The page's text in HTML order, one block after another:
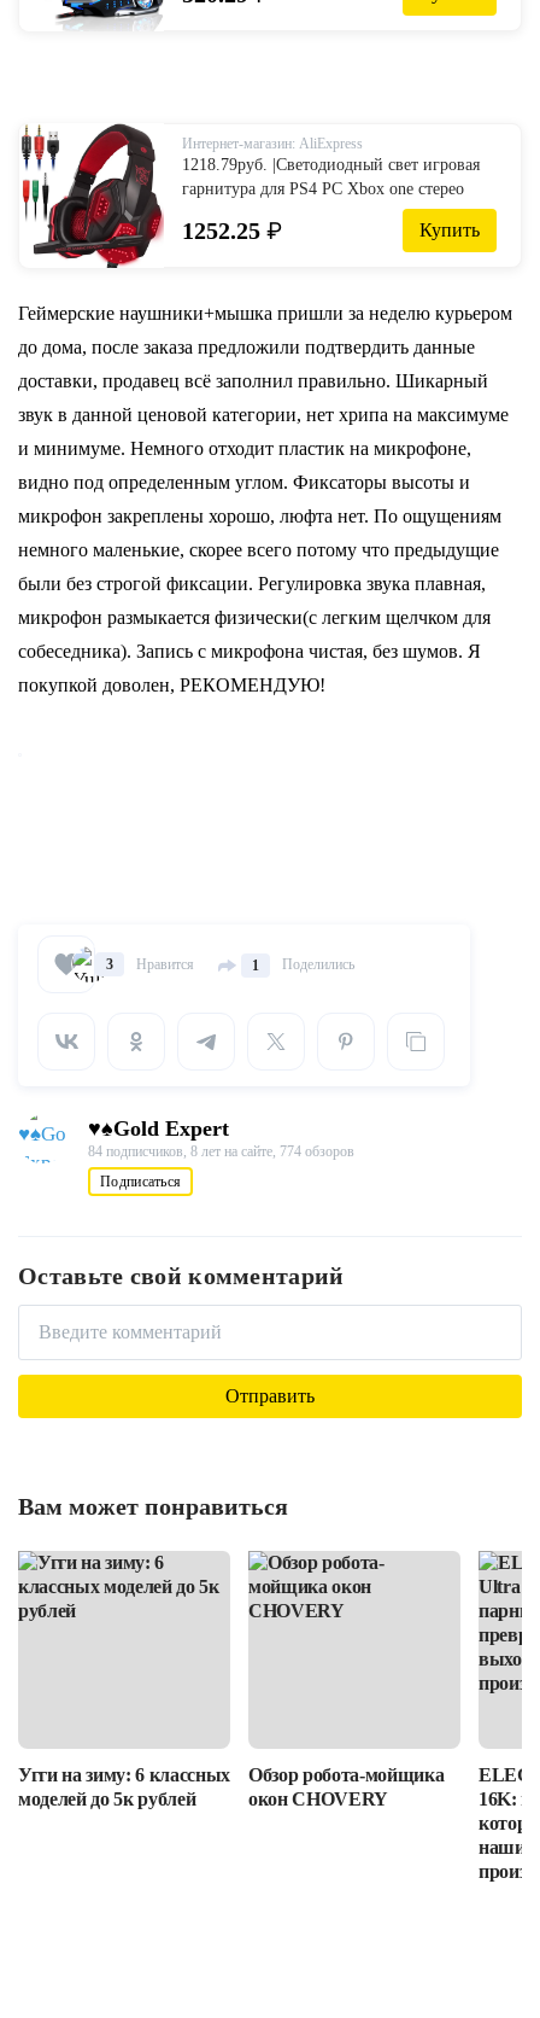
Интернет-магазин: AliExpress
1218.79руб. |Светодиодный свет игровая
гарнитура для PS4 PC Xbox one стерео
объемный звук шумоподавление
Проводные геймерские наушники с
AliExpress
1252.25 ₽ Купить
Геймерские наушники+мышка пришли за неделю курьером
до дома, после заказа предложили подтвердить данные
доставки, продавец всё заполнил правильно. Шикарный
звук в данной ценовой категории, нет хрипа на максимуме
и минимуме. Немного отходит пластик на микрофоне,
видно под определенным углом. Фиксаторы высоты и
микрофон закреплены хорошо, люфта нет. По ощущениям
немного маленькие, скорее всего потому что предыдущие
были без строгой фиксации. Регулировка звука плавная,
микрофон размыкается физически(с легким щелчком для
собеседника). Запись с микрофона чистая, без шумов. Я
покупкой доволен, РЕКОМЕНДУЮ!
3 Нравится 1 Поделились
♥♠Gold Expert
84 подписчиков, 8 лет на сайте, 774 обзоров
Подписаться
Оставьте свой комментарий
Вам может понравиться
Угги на зиму: 6 классных
моделей до 5к рублей
Обзор робота-мойщика
окон CHOVERY
16K:
наши